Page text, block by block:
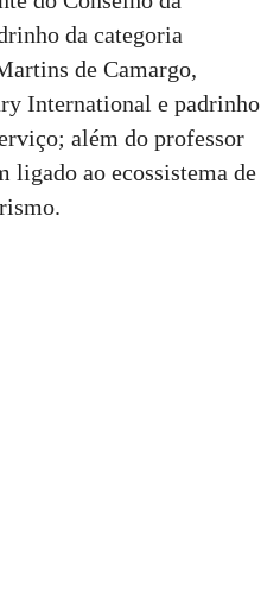
da categoria
de Camargo,
International e padrinho
além do professor
ligado ao ecossistema de